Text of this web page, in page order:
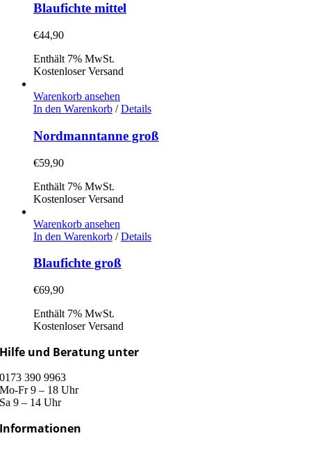
Blaufichte mittel
€44,90
Enthält 7% MwSt.
Kostenloser Versand
Warenkorb ansehen
In den Warenkorb / Details
Nordmanntanne groß
€59,90
Enthält 7% MwSt.
Kostenloser Versand
Warenkorb ansehen
In den Warenkorb / Details
Blaufichte groß
€69,90
Enthält 7% MwSt.
Kostenloser Versand
Hilfe und Beratung unter
0173 390 9963
Mo-Fr 9 – 18 Uhr
Sa 9 – 14 Uhr
Informationen